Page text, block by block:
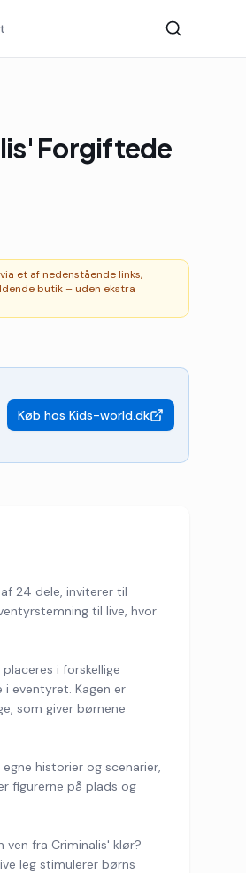
Forgiftede
et af nedenstående links,
butik – uden ekstra
Køb hos Kids-world.dk
24 dele, inviterer til
til live, hvor
i forskellige
eventyret. Kagen er
som giver børnene
historier og scenarier,
figurerne på plads og
fra Criminalis' klør?
leg stimulerer børns